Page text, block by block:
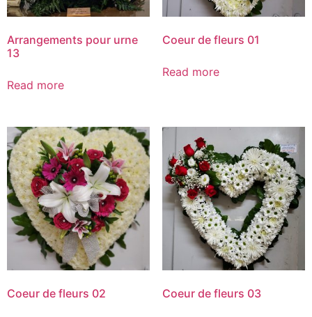
Arrangements pour urne
13
Read more
Coeur de fleurs 01
Read more
Coeur de fleurs 02 Coeur de fleurs 03